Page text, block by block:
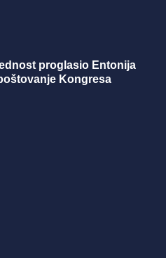
proglasio Entonija
Kongresa